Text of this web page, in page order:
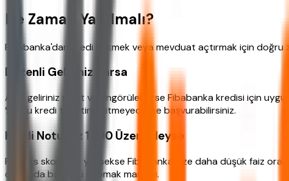
Ne Zaman Yapılmalı?
Fibabanka'dan kredi çekmek veya mevduat açtırmak için doğru
Düzenli Geliriniz Varsa
Aylık geliriniz sabit ve öngörülebilirse Fibabanka kredisi için
%30'u kredi taksitine gitmeyecekse başvurabilirsiniz.
Kredi Notunuz 1500 Üzerindeyse
Findeks skorunuz yüksekse Fibabanka size daha düşük faiz
durumda başvuru yapmak mantıklı.